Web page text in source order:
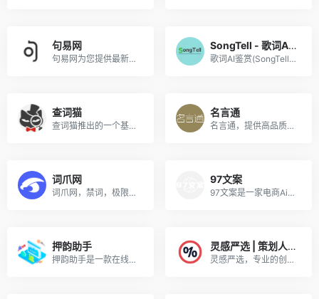
句易网
句易网为您提供最新广告法淘宝抖音违禁词在线过滤工具。
SongTell - 歌词AI鉴赏
歌词AI鉴赏(SongTell)，用AI解锁歌曲背后的深度含义，发现音乐的美妙和感动。
查词猫
查词猫推出的一个基于AI的智能数据查询与学习的工具，为用户提供在线词语解释、中英文句子、专业术语解答、百科知识智能高效的查询服务
名言通
名言通，提供高品质句子的专业句子网站。
词爪网
词爪网，禁词，极限词，敏感词，新广告法违禁词查询检测工具。
97文案
97文案是一家电商Ai智能文案平台，能够帮助到电商卖家轻松写出专业的电商文案，可帮您用 Ai生成广告文案、Ai生成短视频脚本、Ai生成商品卖点等。
押韵助手
押韵助手是一款在线押韵字词查询工具，输入最后一个字，押韵助手能通过AI自动帮你匹配出与该字押韵的单字、多押、流行、唐诗、宋词、元曲、歌词、单词等。
灵感严选 | 策划人宝藏方案库
灵感严选，专业的创意活动策划方案案例库网站，灵感严选为各行各业的策划人提供了优质的方案资源和社区交流平台。